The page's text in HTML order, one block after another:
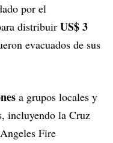
por el
distribuir US$ 3
evacuados de sus
a grupos locales y
incluyendo la Cruz
Fire